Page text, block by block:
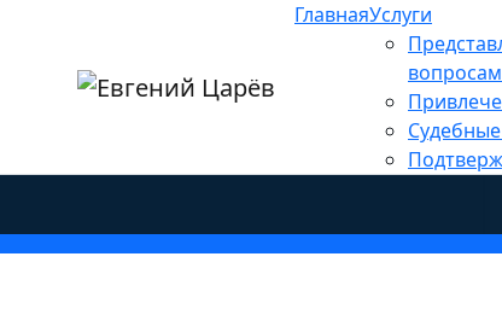
ГлавнаяУслуги
RTM
Привлечение
информационной